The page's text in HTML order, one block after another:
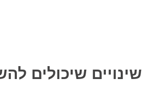
שינויים שיכולים